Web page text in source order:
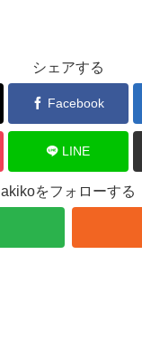
シェアする
Facebook
LINE
akikoをフォローする